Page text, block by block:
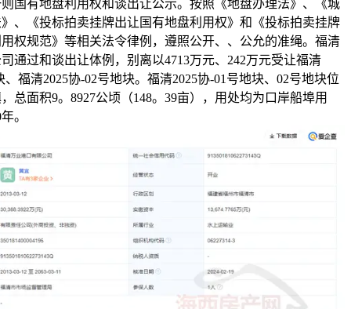
国有地盘利用权和谈出让公示。按照《地盘办理法》、《城
、《投标拍卖挂牌出让国有地盘利用权》和《投标拍卖挂牌
权规范》等相关法令律例，遵照公开、、公允的准绳。福清
通过和谈出让体例，别离以4713万元、242万元受让福清
、福清2025协-02号地块。福清2025协-01号地块、02号地块位
总面积9。8927公顷（148。39亩），用处均为口岸船埠用
。